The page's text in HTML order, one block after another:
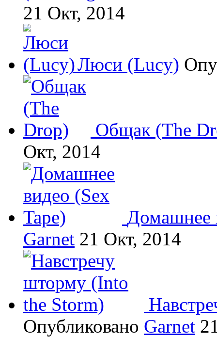
21 Окт, 2014
Люси (Lucy)
Общак (The
Окт, 2014
Домашнее
Garnet 21 Окт, 2014
Опубликовано Garnet